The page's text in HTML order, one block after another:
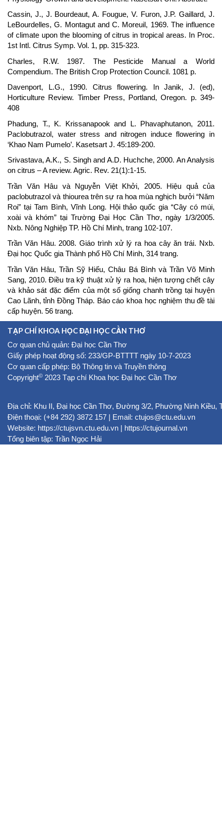
Cassin, J., J. Bourdeaut, A. Fougue, V. Furon, J.P. Gaillard, J.
LeBourdelles, G. Montagut and C. Moreuil, 1969. The influence
of climate upon the blooming of citrus in tropical areas. In Proc.
1st Intl. Citrus Symp. Vol. 1, pp. 315-323.
Charles, R.W. 1987. The Pesticide Manual a World
Compendium. The British Crop Protection Council. 1081 p.
Davenport, L.G., 1990. Citrus flowering. In Janik, J. (ed),
Horticulture Review. Timber Press, Portland, Oregon. p. 349-
408
Phadung, T., K. Krissanapook and L. Phavaphutanon, 2011.
Paclobutrazol, water stress and nitrogen induce flowering in
‘Khao Nam Pumelo’. Kasetsart J. 45:189-200.
Srivastava, A.K., S. Singh and A.D. Huchche, 2000. An Analysis
on citrus – A review. Agric. Rev. 21(1):1-15.
Trần Văn Hâu và Nguyễn Việt Khởi, 2005. Hiệu quả của
paclobutrazol và thiourea trên sự ra hoa mùa nghịch bưởi “Năm
Roi” tại Tam Bình, Vĩnh Long. Hội thảo quốc gia “Cây có múi,
xoài và khóm” tại Trường Đại Học Cần Thơ, ngày 1/3/2005.
Nxb. Nông Nghiệp TP. Hồ Chí Minh, trang 102-107.
Trần Văn Hâu. 2008. Giáo trình xử lý ra hoa cây ăn trái. Nxb.
Đại học Quốc gia Thành phố Hồ Chí Minh, 314 trang.
Trần Văn Hâu, Trần Sỹ Hiếu, Châu Bá Bình và Trần Võ Minh
Sang, 2010. Điều tra kỹ thuật xử lý ra hoa, hiện tượng chết cây
và khảo sát đặc điểm của một số giống chanh trồng tại huyện
Cao Lãnh, tỉnh Đồng Tháp. Báo cáo khoa học nghiệm thu đề tài
cấp huyện. 56 trang.
TẠP CHÍ KHOA HỌC ĐẠI HỌC CẦN THƠ
Cơ quan chủ quản: Đại học Cần Thơ
Giấy phép hoạt động số: 233/GP-BTTTT ngày 10-7-2023
Cơ quan cấp phép: Bộ Thông tin và Truyền thông
Copyright© 2023 Tạp chí Khoa học Đại học Cần Thơ
Địa chỉ: Khu II, Đại học Cần Thơ, Đường 3/2, Phường Ninh Kiều,
Điện thoại: (+84 292) 3872 157 | Email: ctujos@ctu.edu.vn
Website: https://ctujsvn.ctu.edu.vn | https://ctujournal.vn
Tổng biên tập: Trần Ngọc Hải